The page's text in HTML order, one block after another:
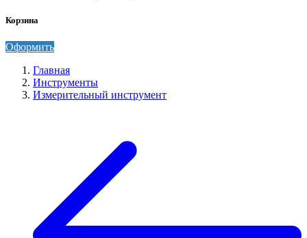
Корзина
Оформить
Главная
Инструменты
Измерительный инструмент